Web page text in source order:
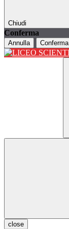
Chiudi
Conferma
Annulla Conferma
close